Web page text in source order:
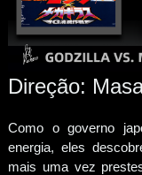
Direção:
Como o governo
energia, eles
mais uma vez